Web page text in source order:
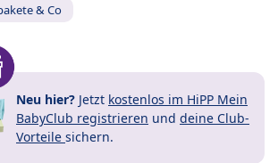
& Co
Neu hier? Jetzt kostenlos im HiPP Mein
BabyClub registrieren und deine Club-
Vorteile sichern.